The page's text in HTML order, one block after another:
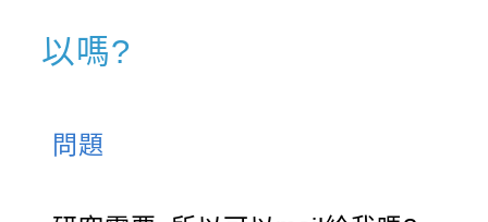
以嗎?
問題